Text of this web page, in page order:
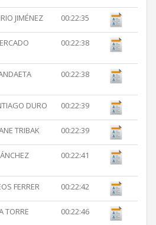
JIMÉNEZ 00:22:35
00:22:38
00:22:38
DURO 00:22:39
TRIBAK 00:22:39
00:22:41
FERRER 00:22:42
TORRE
00:22:46